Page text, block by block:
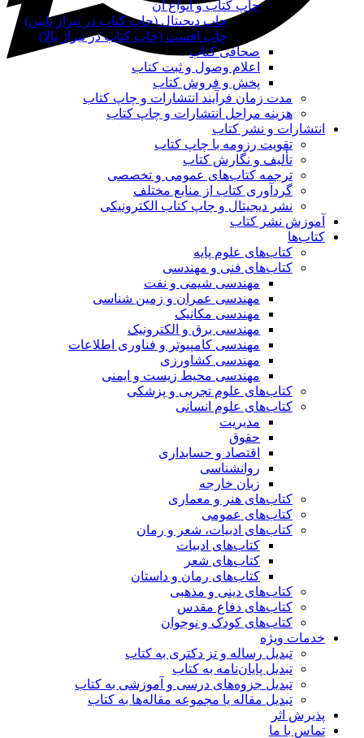
چاپ کتاب و انواع آن
چاپ دیجیتال (چاپ کتاب در تیراژ پایین)
چاپ افست (چاپ کتاب در تیراژ بالا)
صحافی کتاب
اعلام وصول و ثبت کتاب
پخش و فروش کتاب
مدت زمان فرآیند انتشارات و چاپ کتاب
هزینه مراحل انتشارات و چاپ کتاب
انتشارات و نشر کتاب
تقویت رزومه با چاپ کتاب
تألیف و نگارش کتاب
ترجمه کتاب‌های عمومی و تخصصی
گردآوری کتاب از منابع مختلف
نشر دیجیتال و چاپ کتاب الکترونیکی
آموزش نشر کتاب
کتاب‌ها
کتاب‌های علوم پایه
کتاب‌های فنی و مهندسی
مهندسی شیمی و نفت
مهندسی عمران و زمین شناسی
مهندسی مکانیک
مهندسی برق و الکترونیک
مهندسی کامپیوتر و فناوری اطلاعات
مهندسی کشاورزی
مهندسی محیط زیست و ایمنی
کتاب‌های علوم تجربی و پزشکی
کتاب‌های علوم انسانی
مدیریت
حقوق
اقتصاد و حسابداری
روانشناسی
زبان خارجه
کتاب‌های هنر و معماری
کتاب‌های عمومی
کتاب‌های ادبیات، شعر و رمان
کتاب‌های ادبیات
کتاب‌های شعر
کتاب‌های رمان و داستان
کتاب‌های دینی و مذهبی
کتاب‌های دفاع مقدس
کتاب‌های کودک و نوجوان
خدمات ویژه
تبدیل رساله و تز دکتری به کتاب
تبدیل پایان‌نامه به کتاب
تبدیل جزوه‌های درسی و آموزشی به کتاب
تبدیل مقاله یا مجموعه مقاله‌ها به کتاب
پذیرش اثر
تماس با ما